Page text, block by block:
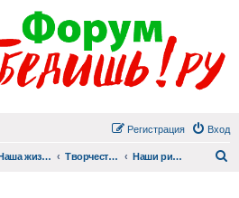
Вход
Регистрация
Наша жизнь (не всё же о суициде!) Творчество Наши рисунки